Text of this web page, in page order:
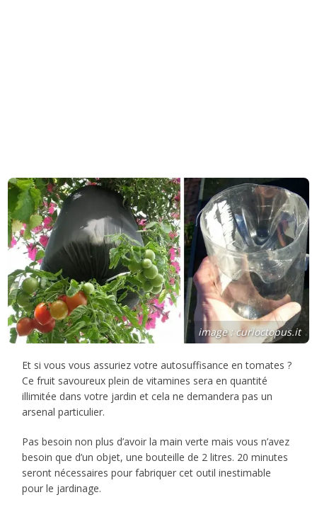
image : curioctopus.it
Et si vous vous assuriez votre autosuffisance en tomates ?
Ce fruit savoureux plein de vitamines sera en quantité
illimitée dans votre jardin et cela ne demandera pas un
arsenal particulier.
Pas besoin non plus d’avoir la main verte mais vous n’avez
besoin que d’un objet, une bouteille de 2 litres. 20 minutes
seront nécessaires pour fabriquer cet outil inestimable
pour le jardinage.